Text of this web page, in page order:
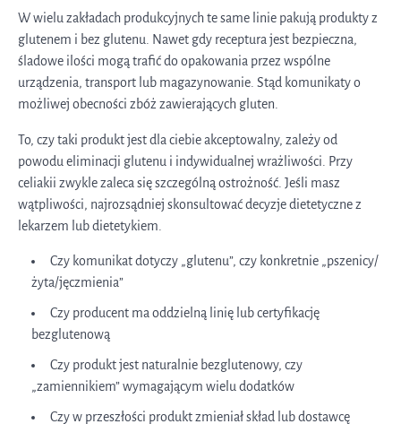
W wielu zakładach produkcyjnych te same linie pakują produkty z
glutenem i bez glutenu. Nawet gdy receptura jest bezpieczna,
śladowe ilości mogą trafić do opakowania przez wspólne
urządzenia, transport lub magazynowanie. Stąd komunikaty o
możliwej obecności zbóż zawierających gluten.
To, czy taki produkt jest dla ciebie akceptowalny, zależy od
powodu eliminacji glutenu i indywidualnej wrażliwości. Przy
celiakii zwykle zaleca się szczególną ostrożność. Jeśli masz
wątpliwości, najrozsądniej skonsultować decyzje dietetyczne z
lekarzem lub dietetykiem.
Czy komunikat dotyczy „glutenu”, czy konkretnie „pszenicy/
żyta/jęczmienia”
Czy producent ma oddzielną linię lub certyfikację
bezglutenową
Czy produkt jest naturalnie bezglutenowy, czy
„zamiennikiem” wymagającym wielu dodatków
Czy w przeszłości produkt zmieniał skład lub dostawcę